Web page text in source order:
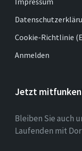
Cookie-Richtlinie
Anmelden
Jetzt
Bleiben Sie auch
Laufenden mit